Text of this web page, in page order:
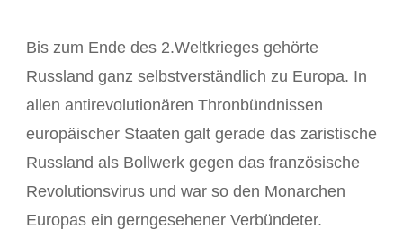
Bis zum Ende des 2.Weltkrieges gehörte
Russland ganz selbstverständlich zu Europa. In
allen antirevolutionären Thronbündnissen
europäischer Staaten galt gerade das zaristische
Russland als Bollwerk gegen das französische
Revolutionsvirus und war so den Monarchen
Europas ein gerngesehener Verbündeter.